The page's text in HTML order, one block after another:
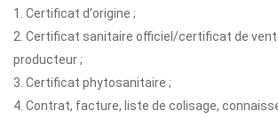
1. Certificat d'origine ;
2. Certificat sanitaire officiel/certificat de
producteur ;
3. Certificat phytosanitaire ;
4. Contrat, facture, liste de colisage,